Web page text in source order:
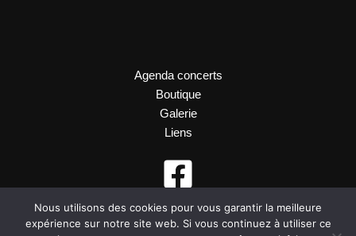
Agenda concerts
Boutique
Galerie
Liens
Nous utilisons des cookies pour vous garantir la meilleure
expérience sur notre site web. Si vous continuez à utiliser ce